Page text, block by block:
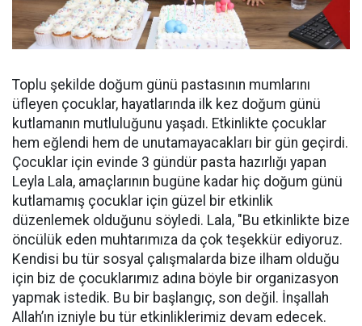
Toplu şekilde doğum günü pastasının mumlarını
üfleyen çocuklar, hayatlarında ilk kez doğum günü
kutlamanın mutluluğunu yaşadı. Etkinlikte çocuklar
hem eğlendi hem de unutamayacakları bir gün geçirdi.
Çocuklar için evinde 3 gündür pasta hazırlığı yapan
Leyla Lala, amaçlarının bugüne kadar hiç doğum günü
kutlamamış çocuklar için güzel bir etkinlik
düzenlemek olduğunu söyledi. Lala, "Bu etkinlikte bize
öncülük eden muhtarımıza da çok teşekkür ediyoruz.
Kendisi bu tür sosyal çalışmalarda bize ilham olduğu
için biz de çocuklarımız adına böyle bir organizasyon
yapmak istedik. Bu bir başlangıç, son değil. İnşallah
Allah’ın izniyle bu tür etkinliklerimiz devam edecek.